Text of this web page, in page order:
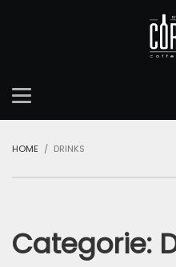
HOME DRINKS
Categorie: